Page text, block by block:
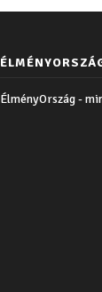
ÉlményOrszág -